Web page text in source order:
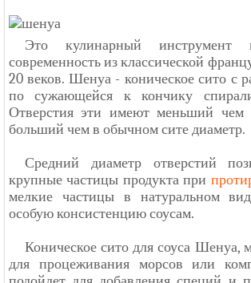
Это кулинарный
современность из классической
20 веков. Шенуа - коническое сито с
по сужающейся к кончику
Отверстия эти имеют меньший чем
больший чем в обычном сите диаметр.
Средний диаметр отверстий
крупные частицы продукта при
мелкие частицы в натуральном
особую консистенцию соусам.
Коническое сито для соуса Шенуа,
для процеживания морсов или